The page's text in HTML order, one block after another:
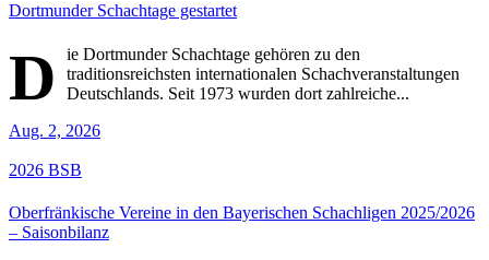
Dortmunder Schachtage gestartet
D
ie Dortmunder Schachtage gehören zu den
traditionsreichsten internationalen Schachveranstaltungen
Deutschlands. Seit 1973 wurden dort zahlreiche...
Aug. 2, 2026
2026 BSB
Oberfränkische Vereine in den Bayerischen Schachligen 2025/2026
– Saisonbilanz